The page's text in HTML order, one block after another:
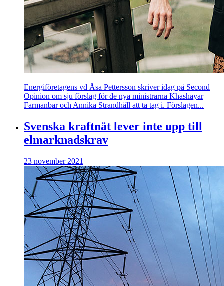
Energiföretagens vd Åsa Pettersson skriver idag på Second
Opinion om sju förslag för de nya ministrarna Khashayar
Farmanbar och Annika Strandhäll att ta tag i. Förslagen...
Svenska kraftnät lever inte upp till
elmarknadskrav
23 november 2021